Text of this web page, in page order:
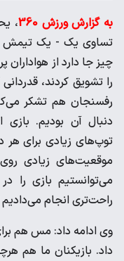
به گزارش ورزش 360
،
تساوی یک - یک تیمش
چیز جا دارد از هواداران
را تشویق کردند،
رفسنجان هم تشکر
دنبال آن بودیم.
توپ‌های زیادی برای
موقعیت‌های زیادی
می‌توانستیم بازی را
راحت‌تری انجام
وی ادامه داد: مس هم
داد. بازیکنان ما هم